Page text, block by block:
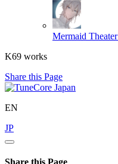
Mermaid Theater
K69 works
Share this Page
EN
JP
Share this Page